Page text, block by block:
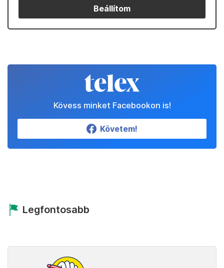
Beállítom
Kövess minket Facebookon is!
Követem!
Legfontosabb